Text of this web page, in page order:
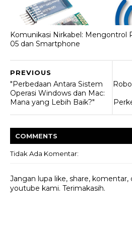
Komunikasi Nirkabel: Mengontrol
05 dan Smartphone
PREVIOUS
"Perbedaan Antara Sistem
Operasi Windows dan Mac:
Mana yang Lebih Baik?"
COMMENTS
Tidak Ada Komentar:
Jangan lupa like, share, komentar,
youtube kami. Terimakasih.